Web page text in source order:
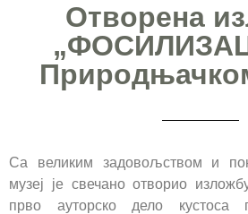
Отворена
Са великим задовољством и
музеј je свечано отворио
прво ауторско дело кустоса